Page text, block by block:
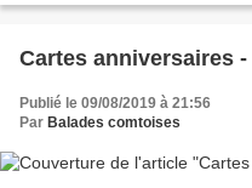
Cartes anniversaires
Publié le 09/08/2019 à 21:56
Par Balades comtoises